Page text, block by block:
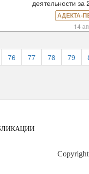
деятельности
АДЕКТА-
14
76 77 78 79